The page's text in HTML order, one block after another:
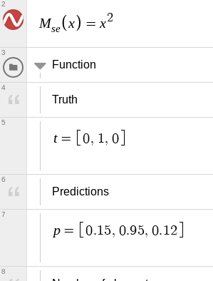
Mse x = x2
2
Function
3
Truth
4
t = 0, 1 , 0
5
Predictions
6
p = 0.1 5, 0.95, 0.1 2
7
8